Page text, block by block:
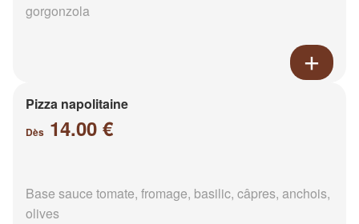
gorgonzola
Pizza napolitaine
Dès 14.00 €
Base sauce tomate, fromage, basilic, câpres, anchois,
olives